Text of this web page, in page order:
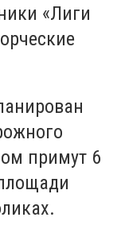
«Лиги
примут 6